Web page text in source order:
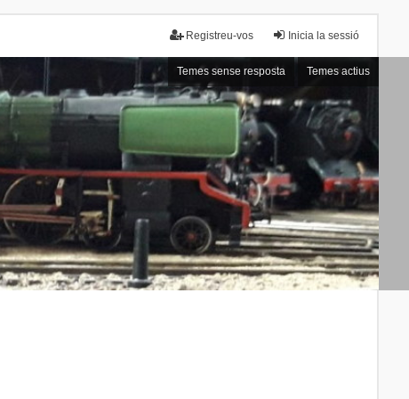
Inicia la sessió
Registreu-vos
Temes sense resposta Temes actius